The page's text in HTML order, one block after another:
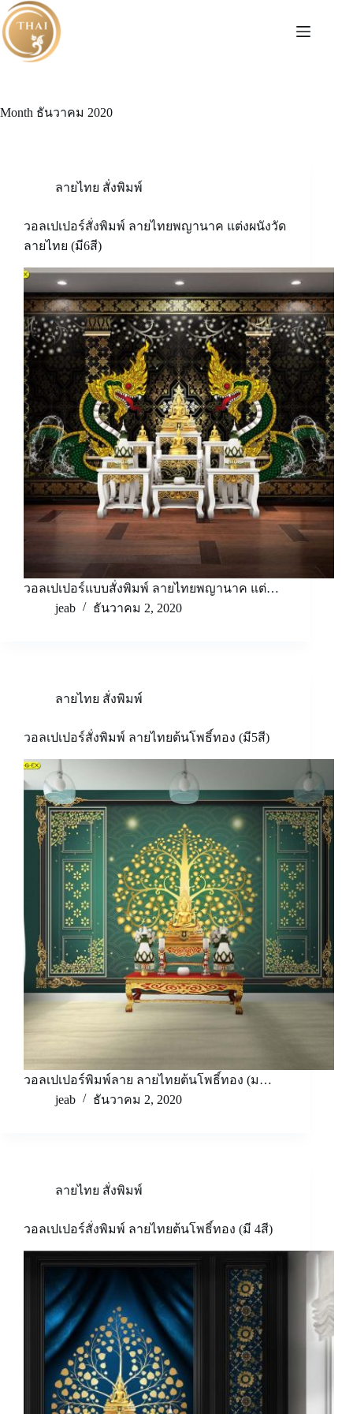
Skip
to
content
Month ธันวาคม 2020
ลายไทย สั่งพิมพ์
วอลเปเปอร์สั่งพิมพ์ ลายไทยพญานาค แต่งผนังวัด
ลายไทย (มี6สี)
วอลเปเปอร์แบบสั่งพิมพ์ ลายไทยพญานาค แต่…
jeab
ธันวาคม 2, 2020
ลายไทย สั่งพิมพ์
วอลเปเปอร์สั่งพิมพ์ ลายไทยต้นโพธิ์ทอง (มี5สี)
วอลเปเปอร์พิมพ์ลาย ลายไทยต้นโพธิ์ทอง (ม…
jeab
ธันวาคม 2, 2020
ลายไทย สั่งพิมพ์
วอลเปเปอร์สั่งพิมพ์ ลายไทยต้นโพธิ์ทอง (มี 4สี)